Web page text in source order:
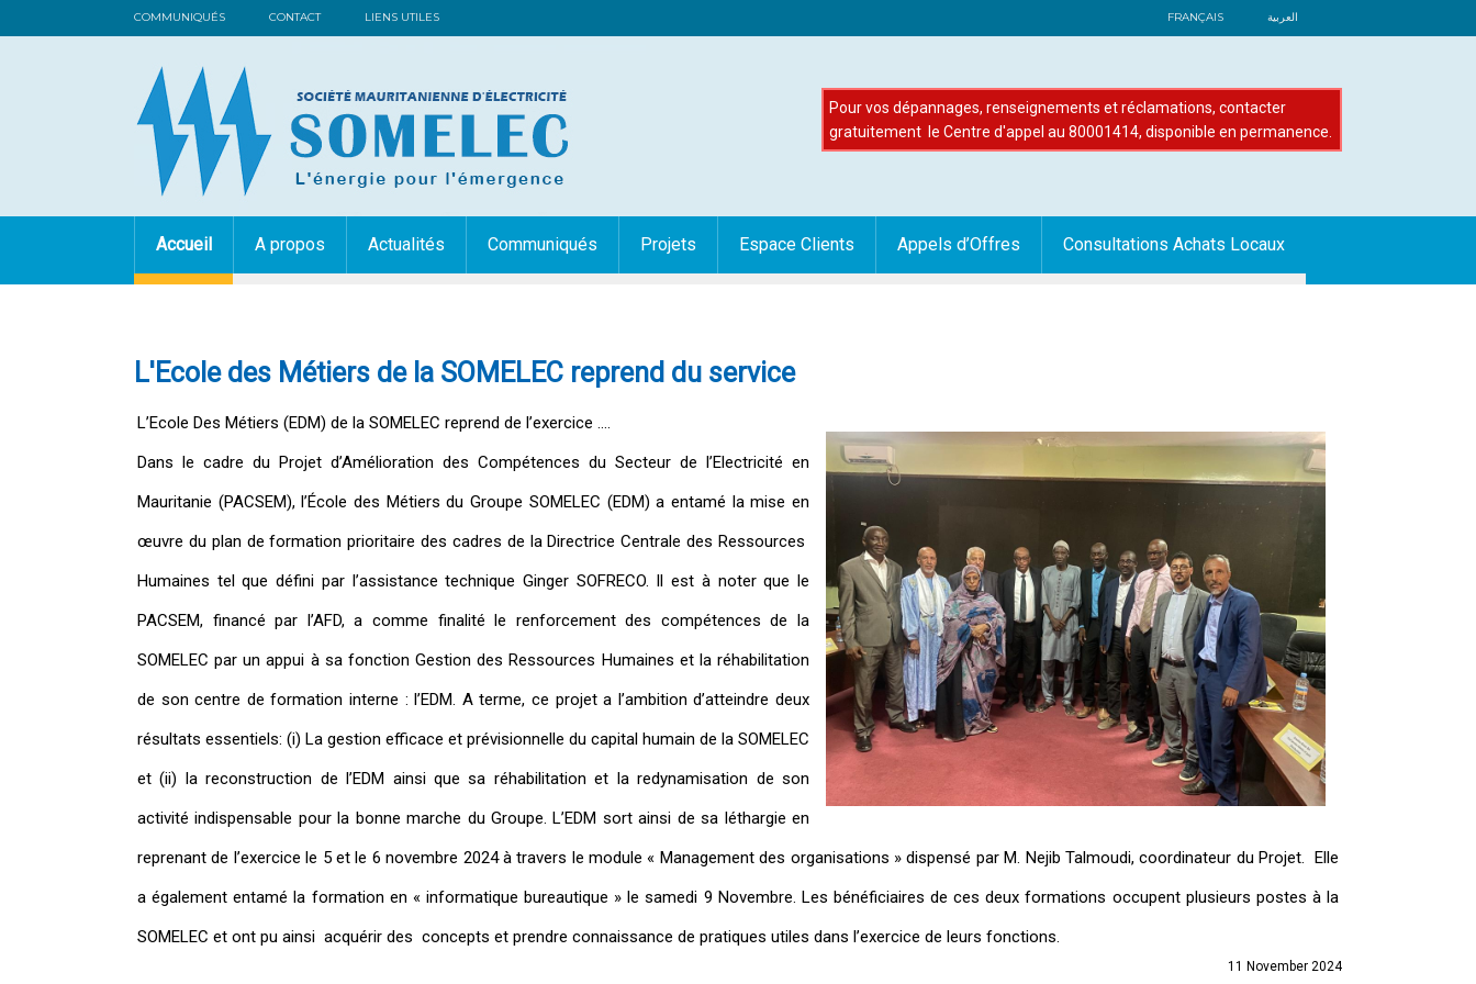
COMMUNIQUÉS CONTACT LIENS UTILES FRANÇAIS العربية
Pour vos dépannages, renseignements et réclamations, contacter
gratuitement le Centre d'appel au 80001414, disponible en permanence.
Accueil A propos Actualités Communiqués Projets Espace Clients Appels d’Offres Consultations Achats Locaux
L'Ecole des Métiers de la SOMELEC reprend du service
L’Ecole Des Métiers (EDM) de la SOMELEC reprend de l’exercice ….
Dans le cadre du Projet d’Amélioration des Compétences du Secteur de l’Electricité en
Mauritanie (PACSEM), l’École des Métiers du Groupe SOMELEC (EDM) a entamé la mise en
œuvre du plan de formation prioritaire des cadres de la Directrice Centrale des Ressources
Humaines tel que défini par l’assistance technique Ginger SOFRECO. Il est à noter que le
PACSEM, financé par l’AFD, a comme finalité le renforcement des compétences de la
SOMELEC par un appui à sa fonction Gestion des Ressources Humaines et la réhabilitation
de son centre de formation interne : l’EDM. A terme, ce projet a l’ambition d’atteindre deux
résultats essentiels: (i) La gestion efficace et prévisionnelle du capital humain de la SOMELEC
et (ii) la reconstruction de l’EDM ainsi que sa réhabilitation et la redynamisation de son
activité indispensable pour la bonne marche du Groupe. L’EDM sort ainsi de sa léthargie en
reprenant de l’exercice le 5 et le 6 novembre 2024 à travers le module « Management des organisations » dispensé par M. Nejib Talmoudi, coordinateur du Projet. Elle
a également entamé la formation en « informatique bureautique » le samedi 9 Novembre. Les bénéficiaires de ces deux formations occupent plusieurs postes à la
SOMELEC et ont pu ainsi acquérir des concepts et prendre connaissance de pratiques utiles dans l’exercice de leurs fonctions.
11 November 2024